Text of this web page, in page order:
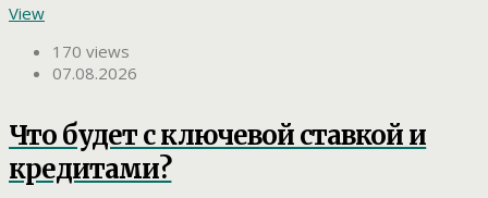
View
170 views
07.08.2026
Что будет с ключевой ставкой и
кредитами?